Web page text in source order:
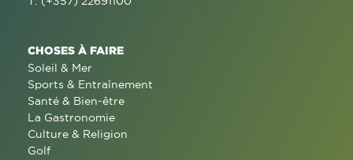
CHOSES À FAIRE
Soleil & Mer
Sports & Entraînement
Santé & Bien-être
La Gastronomie
Culture & Religion
Golf